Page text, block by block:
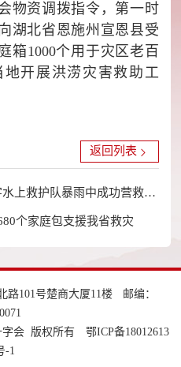
物资调拨指令，第一时
湖北省恩施州宣恩县受
箱1000个用于灾区老百
开展洪涝灾害救助工
上救护队暴雨中成功营救被
个家庭包支援我省救灾
返回列表
路101号楚商大厦11楼
邮编：
字会 版权所有
鄂ICP备18012613
-1